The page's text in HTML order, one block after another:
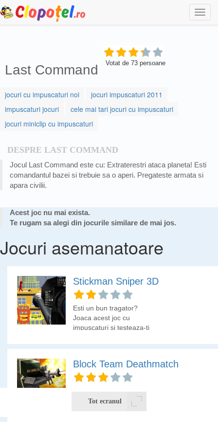
Last Command Votat de 73 persoane
jocuri cu impuscaturi noi
jocuri impuscaturi 2011
impuscaturi jocuri
cele mai tari jocuri cu impuscaturi
jocuri miniclip cu impuscaturi
DESPRE LAST COMMAND
Jocul Last Command este cu: Extraterestri ataca planeta! Esti
comandantul bazei si trebuie sa o aperi. Pregateste armata si
apara civilii.
Acest joc nu mai exista.
Te rugam sa alegi din jocurile similare de mai jos.
Jocuri asemanatoare
Stickman Sniper 3D
Esti un bun tragator?
Joaca acest joc cu
impuscaturi si testeaza-ti
Block Team Deathmatch
Un joc de cu impuscaturi
3D cu o grafica din
patratele de pixeli.
Tot ecranul